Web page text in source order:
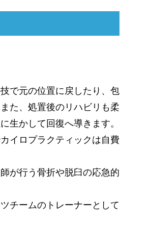
で元の位置に戻したり、包
た、処置後のリハビリも柔
生かして回復へ導きます。
イロプラクティックは自費
が行う骨折や脱臼の応急的
チームのトレーナーとして